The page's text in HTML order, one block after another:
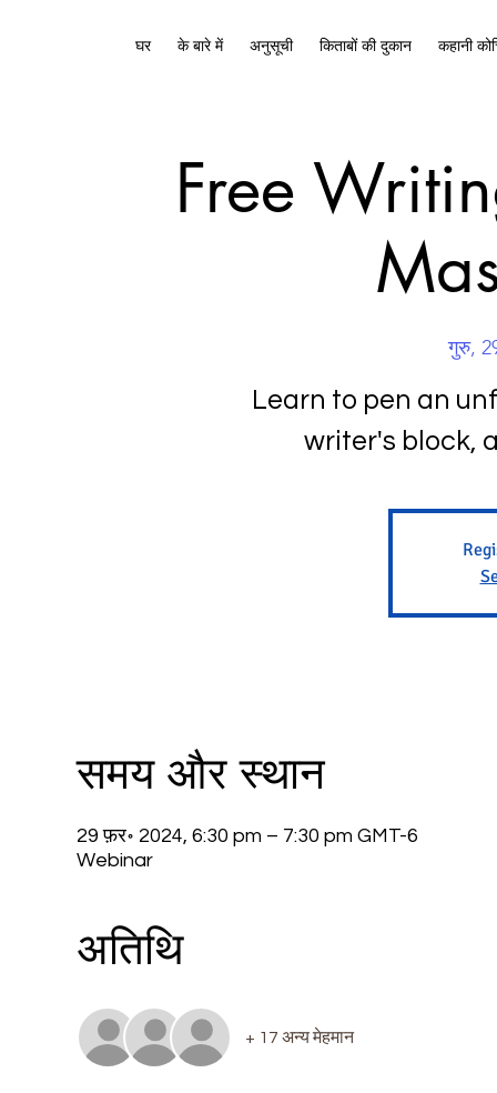
घर के बारे में अनुसूची किताबों की दुकान कहानी
Free
गुरु,
Learn to pen an
writer's block,
समय और स्थान
29 फ़र॰ 2024, 6:30 pm – 7:30 pm GMT-6
Webinar
अतिथि
+ 17 अन्य मेहमान